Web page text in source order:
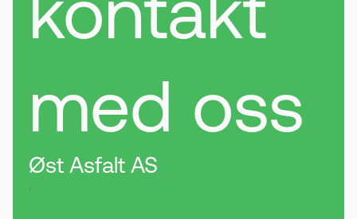
med oss
Øst Asfalt AS
.